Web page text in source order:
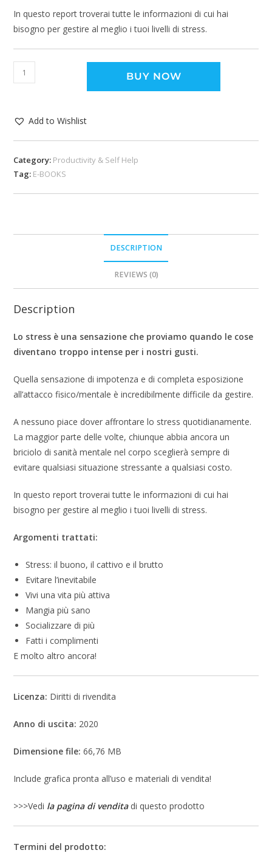
In questo report troverai tutte le informazioni di cui hai
bisogno per gestire al meglio i tuoi livelli di stress.
BUY NOW
Add to Wishlist
Category: Productivity & Self Help
Tag: E-BOOKS
DESCRIPTION
REVIEWS (0)
Description
Lo stress è una sensazione che proviamo quando le cose
diventano troppo intense per i nostri gusti.
Quella sensazione di impotenza e di completa esposizione
all’attacco fisico/mentale è incredibilmente difficile da gestire.
A nessuno piace dover affrontare lo stress quotidianamente.
La maggior parte delle volte, chiunque abbia ancora un
briciolo di sanità mentale nel corpo sceglierà sempre di
evitare qualsiasi situazione stressante a qualsiasi costo.
In questo report troverai tutte le informazioni di cui hai
bisogno per gestire al meglio i tuoi livelli di stress.
Argomenti trattati:
Stress: il buono, il cattivo e il brutto
Evitare l’inevitabile
Vivi una vita più attiva
Mangia più sano
Socializzare di più
Fatti i complimenti
E molto altro ancora!
Licenza: Diritti di rivendita
Anno di uscita: 2020
Dimensione file: 66,76 MB
Include grafica pronta all’uso e materiali di vendita!
>>>Vedi la pagina di venditadi questo prodotto
Termini del prodotto: